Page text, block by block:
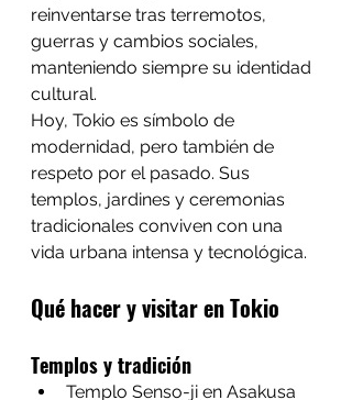
reinventarse tras terremotos,
guerras y cambios sociales,
manteniendo siempre su identidad
cultural.
Hoy, Tokio es símbolo de
modernidad, pero también de
respeto por el pasado. Sus
templos, jardines y ceremonias
tradicionales conviven con una
vida urbana intensa y tecnológica.
Qué hacer y visitar en Tokio
Templos y tradición
Templo Senso-ji en Asakusa